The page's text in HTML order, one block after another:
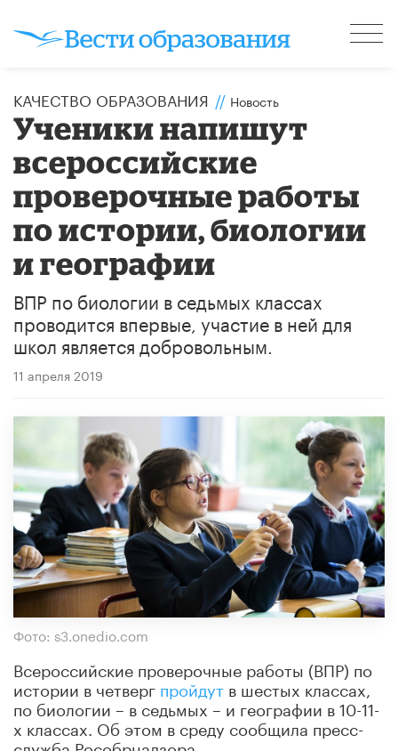
КАЧЕСТВО ОБРАЗОВАНИЯ // Новость
Ученики напишут
всероссийские
проверочные работы
по истории, биологии
и географии
ВПР по биологии в седьмых классах
проводится впервые, участие в ней для
школ является добровольным.
11 апреля 2019
Фото: s3.onedio.com
Всероссийские проверочные работы (ВПР) по
истории в четверг пройдут в шестых классах,
по биологии – в седьмых – и географии в 10-11-
х классах. Об этом в среду сообщила пресс-